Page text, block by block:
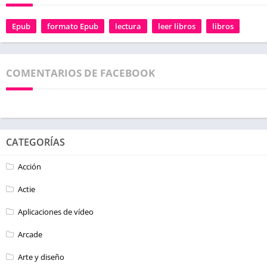
Epub formato Epub lectura leer libros libros
COMENTARIOS DE FACEBOOK
CATEGORÍAS
Acción
Actie
Aplicaciones de vídeo
Arcade
Arte y diseño